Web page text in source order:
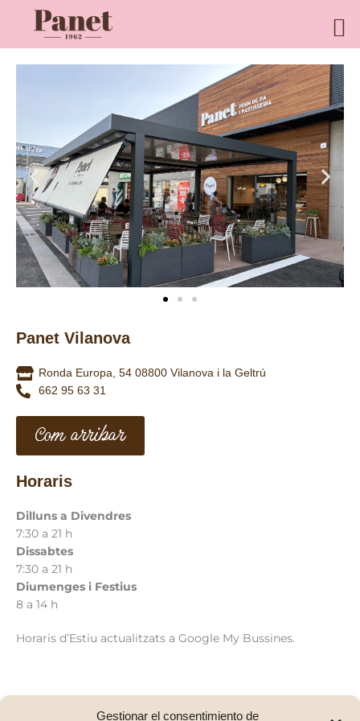
Gestionar el consentimiento de
Panet Vilanova
Ronda Europa, 54 08800 Vilanova i la Geltrú
662 95 63 31
Com arribar
Horaris
Dilluns a Divendres
7:30 a 21 h
Dissabtes
7:30 a 21 h
Diumenges i Festius
8 a 14 h
Horaris d’Estiu actualitzats a Google My Bussines.